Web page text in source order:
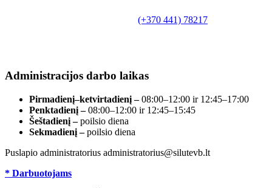
(+370 441) 78217
Administracijos darbo laikas
Pirmadienį–ketvirtadienį –08:00–12:00 ir 12:45–17:00
Penktadienį –08:00–12:00 ir 12:45–15:45
Šeštadienį –poilsio diena
Sekmadienį –poilsio diena
Puslapio administratorius administratorius@silutevb.lt
* Darbuotojams